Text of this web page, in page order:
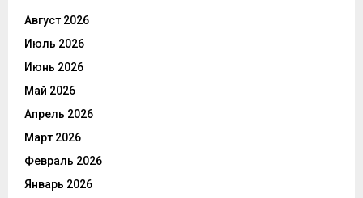
Август 2026
Июль 2026
Июнь 2026
Май 2026
Апрель 2026
Март 2026
Февраль 2026
Январь 2026